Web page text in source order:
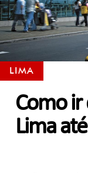
LIMA
Como
Lima